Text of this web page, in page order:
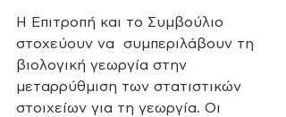
Η Επιτροπή και το Συμβούλιο
στοχεύουν να  συμπεριλάβουν τη
βιολογική γεωργία στην
μεταρρύθμιση των στατιστικών
στοιχείων για τη γεωργία. Οι